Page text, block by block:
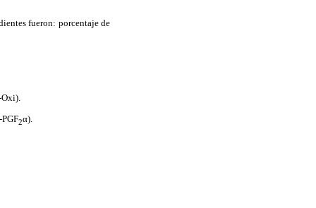
fueron: porcentaje de
2α).